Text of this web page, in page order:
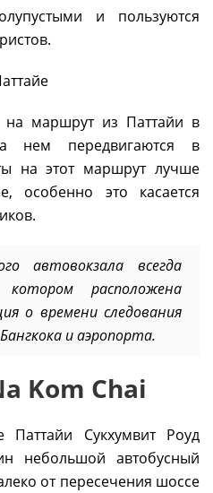
и пользуются
на маршрут из Паттайи в
нем передвигаются в
на этот маршрут лучше
особенно это касается
автовокзала всегда
расположена
о времени следования
и аэропорта.
Kom Chai
Сукхумвит Роуд
небольшой автобусный
от пересечения шоссе